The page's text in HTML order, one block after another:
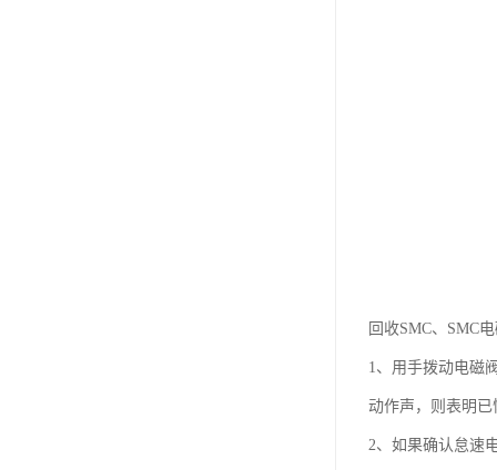
回收SMC、SMC
1、用手拨动电磁
动作声，则表明已
2、如果确认怠速